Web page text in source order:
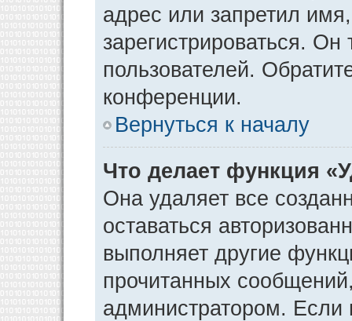
адрес или запретил
зарегистрироваться.
пользователей.
конференции.
Вернуться к началу
Что делает функция
Она удаляет все
оставаться
выполняет другие
прочитанных
администратором. Если